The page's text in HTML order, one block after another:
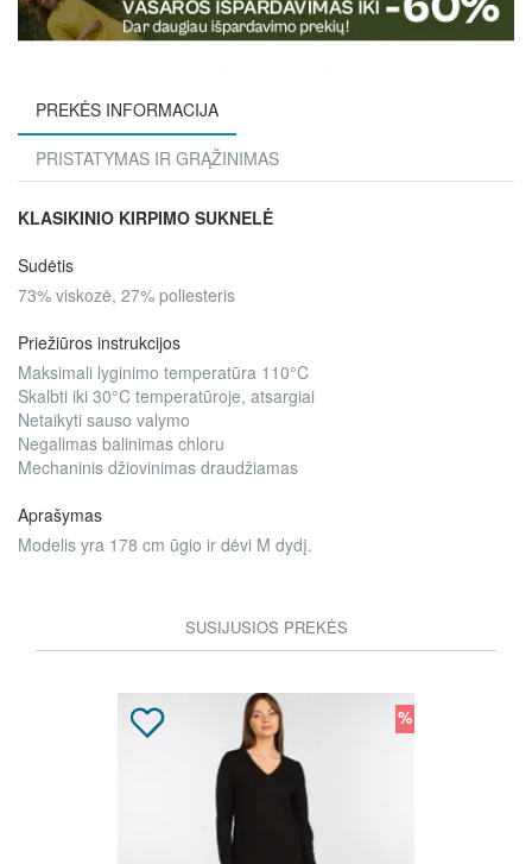
PREKĖS INFORMACIJA
PRISTATYMAS IR GRĄŽINIMAS
KLASIKINIO KIRPIMO SUKNELĖ
Sudėtis
73% viskozė, 27% poliesteris
Priežiūros instrukcijos
Maksimali lyginimo temperatūra 110°C
Skalbti iki 30°C temperatūroje, atsargiai
Netaikyti sauso valymo
Negalimas balinimas chloru
Mechaninis džiovinimas draudžiamas
Aprašymas
Modelis yra 178 cm ūgio ir dėvi M dydį.
SUSIJUSIOS PREKĖS
%